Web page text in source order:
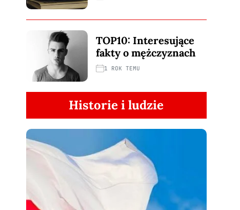
TOP10: Interesujące
fakty o mężczyznach
1 ROK TEMU
Historie i ludzie